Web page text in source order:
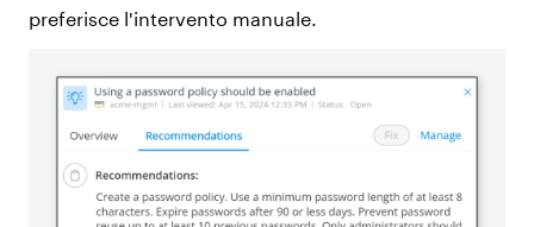
preferisce l'intervento manuale.